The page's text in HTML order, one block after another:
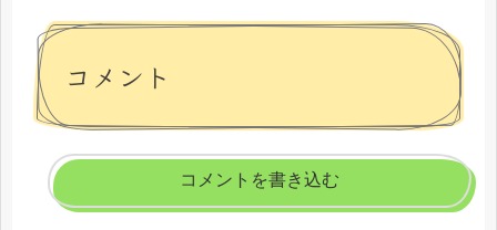
コメント
コメントを書き込む